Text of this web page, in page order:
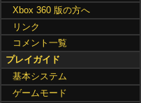
Xbox 360 版の方へ
リンク
コメント一覧
プレイガイド
基本システム
ゲームモード